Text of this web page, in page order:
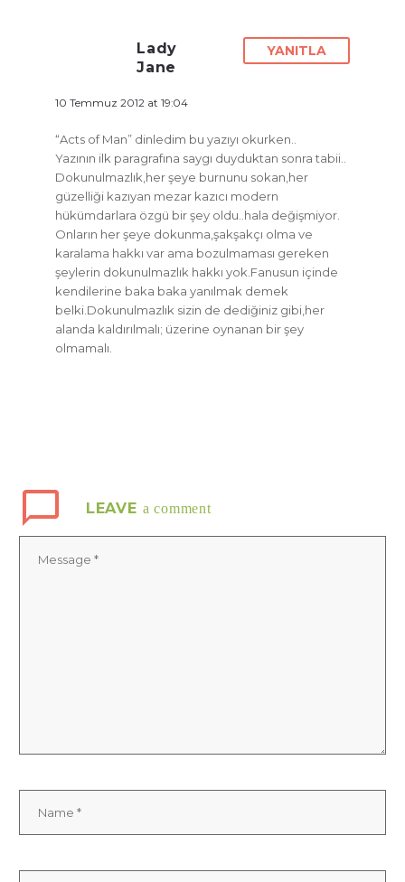
Lady
Jane
10 Temmuz 2012 at 19:04
YANITLA
“Acts of Man” dinledim bu yazıyı okurken..
Yazının ilk paragrafına saygı duyduktan sonra tabii..
Dokunulmazlık,her şeye burnunu sokan,her
güzelliği kazıyan mezar kazıcı modern
hükümdarlara özgü bir şey oldu..hala değişmiyor.
Onların her şeye dokunma,şakşakçı olma ve
karalama hakkı var ama bozulmaması gereken
şeylerin dokunulmazlık hakkı yok.Fanusun içinde
kendilerine baka baka yanılmak demek
belki.Dokunulmazlık sizin de dediğiniz gibi,her
alanda kaldırılmalı; üzerine oynanan bir şey
olmamalı.
LEAVE a comment